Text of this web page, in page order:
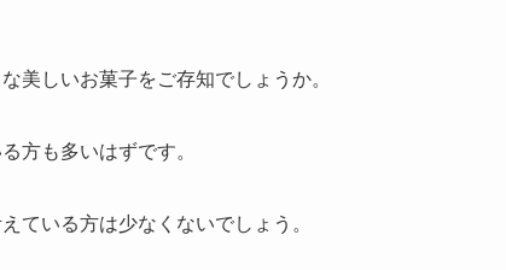
美しいお菓子をご存知でしょうか。
方も多いはずです。
ている方は少なくないでしょう。